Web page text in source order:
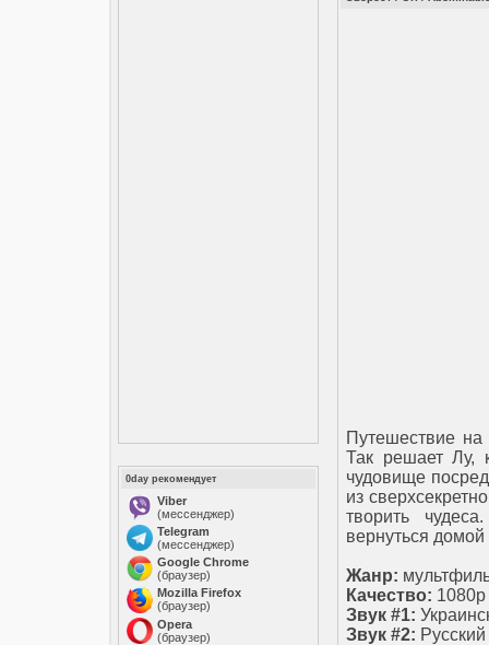
0day рекомендует
Viber
(мессенджер)
Telegram
(мессенджер)
Google Chrome
(браузер)
Mozilla Firefox
(браузер)
Opera
(браузер)
Путешествие
Так решает Лу,
чудовище
из
творить
вернуться
Жанр:
Качество:
Звук #1:
Звук #2: